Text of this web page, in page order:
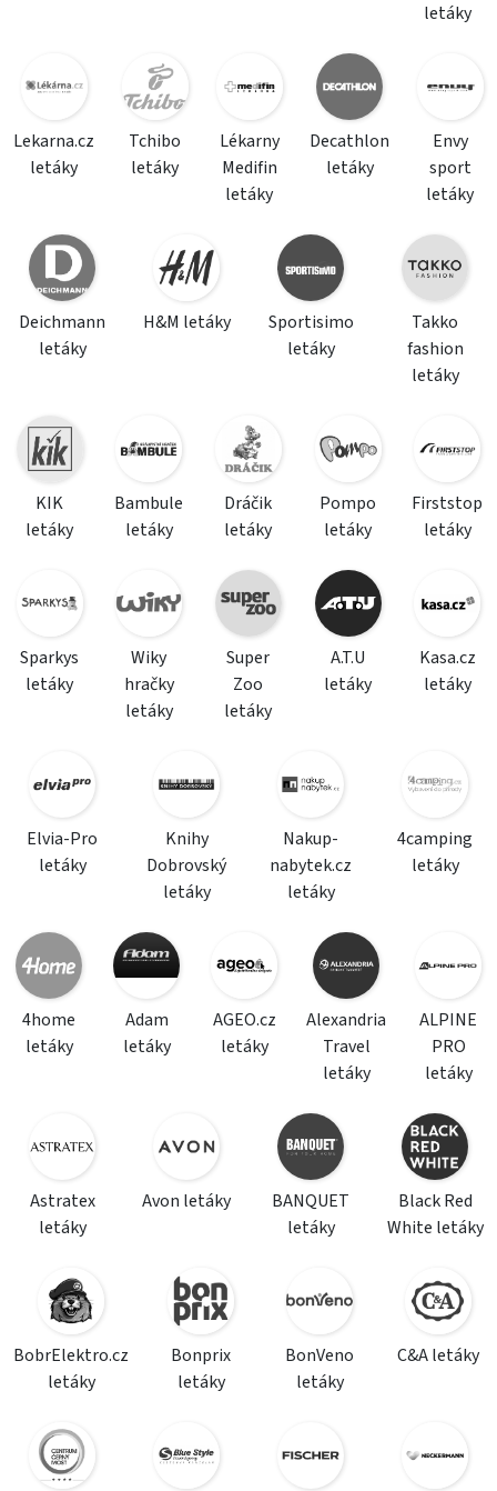
letáky
Lekarna.cz
letáky
Tchibo
letáky
Lékarny
Medifin
letáky
Decathlon
letáky
Envy
sport
letáky
Deichmann
letáky
H&M letáky
Sportisimo
letáky
Takko
fashion
letáky
KIK
letáky
Bambule
letáky
Dráčik
letáky
Pompo
letáky
Firststop
letáky
Sparkys
letáky
Wiky
hračky
letáky
Super
Zoo
letáky
A.T.U
letáky
Kasa.cz
letáky
Elvia-Pro
letáky
Knihy
Dobrovský
letáky
Nakup-
nabytek.cz
letáky
4camping
letáky
4home
letáky
Adam
letáky
AGEO.cz
letáky
Alexandria
Travel
letáky
ALPINE
PRO
letáky
Astratex
letáky
Avon letáky
BANQUET
letáky
Black Red
White letáky
BobrElektro.cz
letáky
Bonprix
letáky
BonVeno
letáky
C&A letáky